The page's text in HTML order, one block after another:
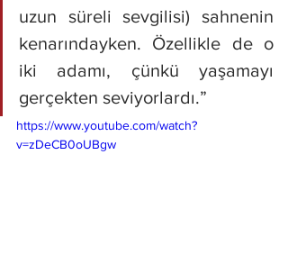
uzun süreli sevgilisi) sahnenin
kenarındayken. Özellikle de o
iki adamı, çünkü yaşamayı
gerçekten seviyorlardı.”
https://www.youtube.com/watch?
v=zDeCB0oUBgw